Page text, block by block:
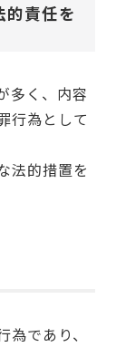
的責任を
多く、内容
行為として
法的措置を
であり、